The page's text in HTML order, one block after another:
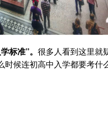
标准”。 很多人看到这里就
时候连初高中入学都要考什